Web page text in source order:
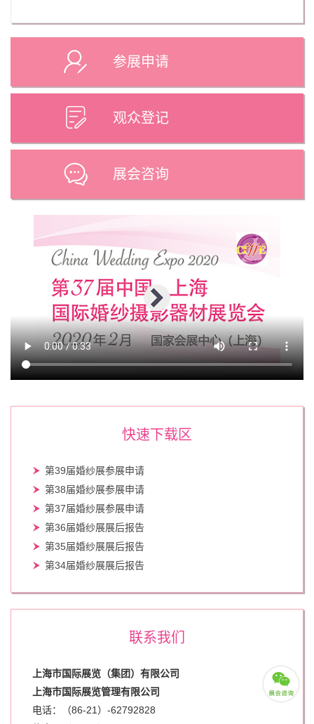
参展申请
观众登记
展会咨询
快速下载区
第39届婚纱展参展申请
第38届婚纱展参展申请
第37届婚纱展参展申请
第36届婚纱展展后报告
第35届婚纱展展后报告
第34届婚纱展展后报告
联系我们
上海市国际展览（集团）有限公司
上海市国际展览管理有限公司
电话：（86-21）-62792828